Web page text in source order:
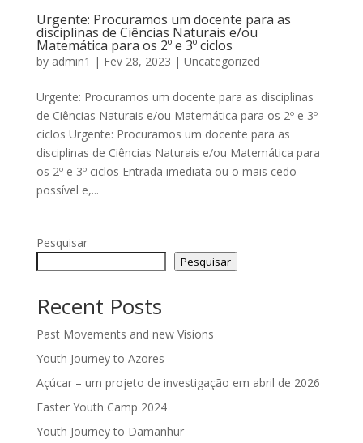
Urgente: Procuramos um docente para as
disciplinas de Ciências Naturais e/ou
Matemática para os 2º e 3º ciclos
by admin1 | Fev 28, 2023 | Uncategorized
Urgente: Procuramos um docente para as disciplinas
de Ciências Naturais e/ou Matemática para os 2º e 3º
ciclos Urgente: Procuramos um docente para as
disciplinas de Ciências Naturais e/ou Matemática para
os 2º e 3º ciclos Entrada imediata ou o mais cedo
possível e,...
Pesquisar
Pesquisar
Recent Posts
Past Movements and new Visions
Youth Journey to Azores
Açúcar – um projeto de investigação em abril de 2026
Easter Youth Camp 2024
Youth Journey to Damanhur